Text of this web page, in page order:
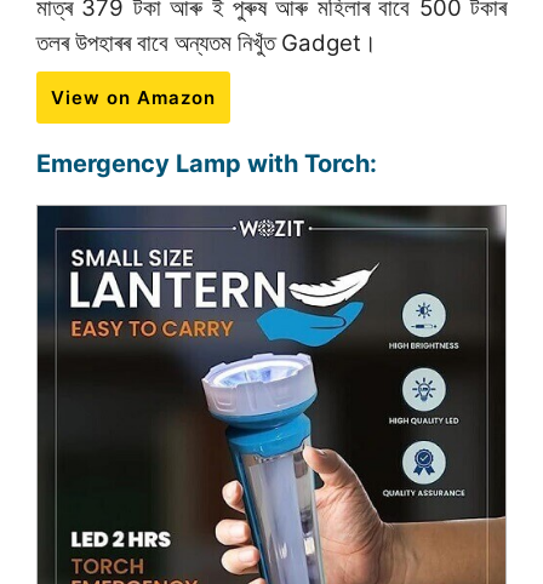
মাত্ৰ 379 টকা আৰু ই পুৰুষ আৰু মহিলাৰ বাবে 500 টকাৰ
তলৰ উপহাৰৰ বাবে অন্যতম নিখুঁত Gadget।
View on Amazon
Emergency Lamp with Torch: